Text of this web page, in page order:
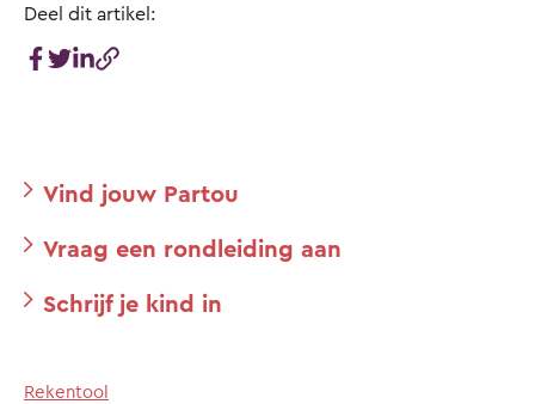
Deel dit artikel:
Vind jouw Partou
Vraag een rondleiding aan
Schrijf je kind in
Rekentool